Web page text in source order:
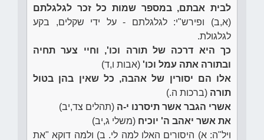
לבית אבתם, במספר שמות כל זכר לגלגלתם
(א,ב) ופירש"י: לגלגלתם - על ידי שקלים, בקע
לגלגולת.
כך היא דרכה של תורה וכו', וחיי צער תחיה
ובתורה אתה עמל וכו' (אבות ו,ד)
אלו הם יסורין של אהבה, כל שאין בהן בטול
תורה (ברכות ה.)
אשרי הגבר אשר תיסרנו י-ה (תהלים צד,יב)
את אשר יאהב ה' יוכיח (משלי ג,יב)
ויל"ה: א) היסורים האלו למה לי. ב) ולמה דוקא "את